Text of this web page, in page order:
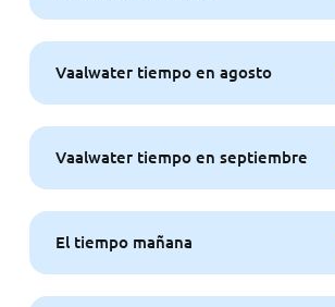
Vaalwater tiempo en agosto
Vaalwater tiempo en septiembre
El tiempo mañana